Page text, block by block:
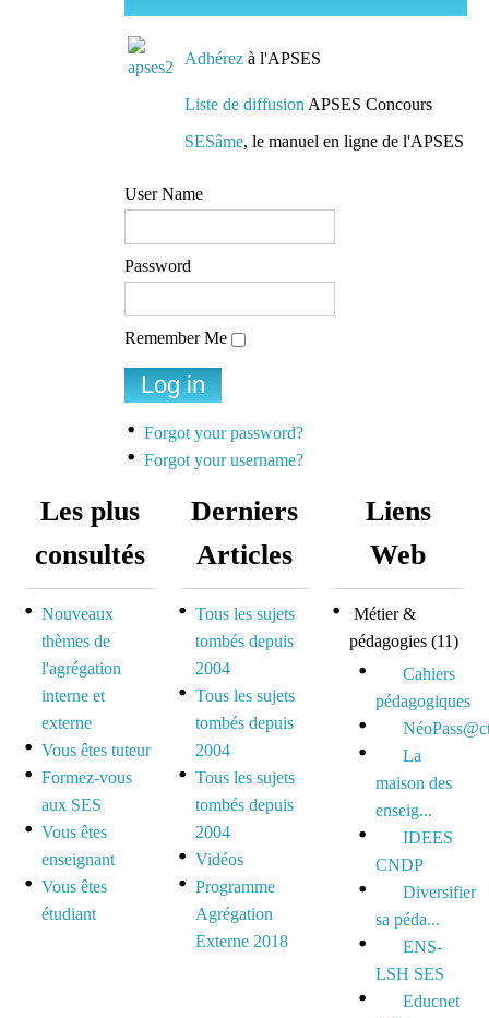
mises en oeuvre dans les
des conseils de lecture
diffusion
Une liste de diffusion
dédiée à la préparation
des concours pour
Espace dédié aux tuteurs
et formateurs
Espace réservé pour
mutualiser ses outils,
idées et questionnements
Adhérez à l'APSES
Liste de diffusion APSES Concours
SESâme, le manuel en ligne de l'APSES
User Name
Password
Remember Me
Forgot your password?
Forgot your username?
Les plus
consultés
Nouveaux
thèmes de
l'agrégation
interne et
externe
Vous êtes tuteur
Formez-vous
aux SES
Vous êtes
enseignant
Vous êtes
étudiant
Derniers
Articles
Tous les sujets
tombés depuis
2004
Tous les sujets
tombés depuis
2004
Tous les sujets
tombés depuis
2004
Vidéos
Programme
Agrégation
Externe 2018
Liens
Web
Métier &
pédagogies (11)
Cahiers
pédagogiques
La
maison des
enseig...
IDEES
CNDP
Diversifier
sa péda...
ENS-
LSH SES
Educnet